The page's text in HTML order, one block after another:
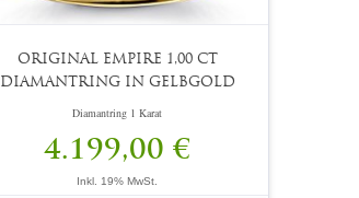
ORIGINAL EMPIRE 1,00 CT
DIAMANTRING IN GELBGOLD
Diamantring 1 Karat
4.199,00 €
Inkl. 19% MwSt.